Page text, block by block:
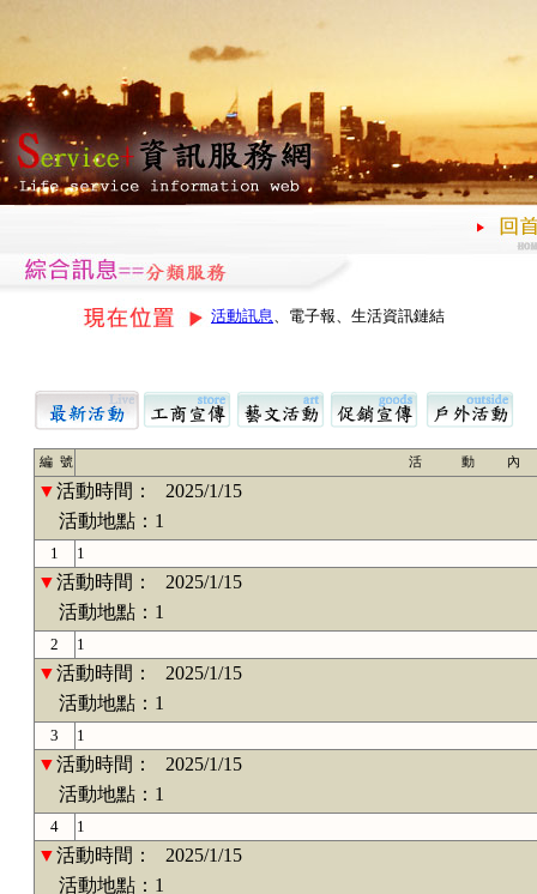
活動訊息、電子報、生活資訊鏈結
編 號 活 動 內
▼活動時間：
2025/1/15
活動地點：1
1 1
▼活動時間：
2025/1/15
活動地點：1
2 1
▼活動時間：
2025/1/15
活動地點：1
3 1
▼活動時間：
2025/1/15
活動地點：1
4 1
▼活動時間：
2025/1/15
活動地點：1